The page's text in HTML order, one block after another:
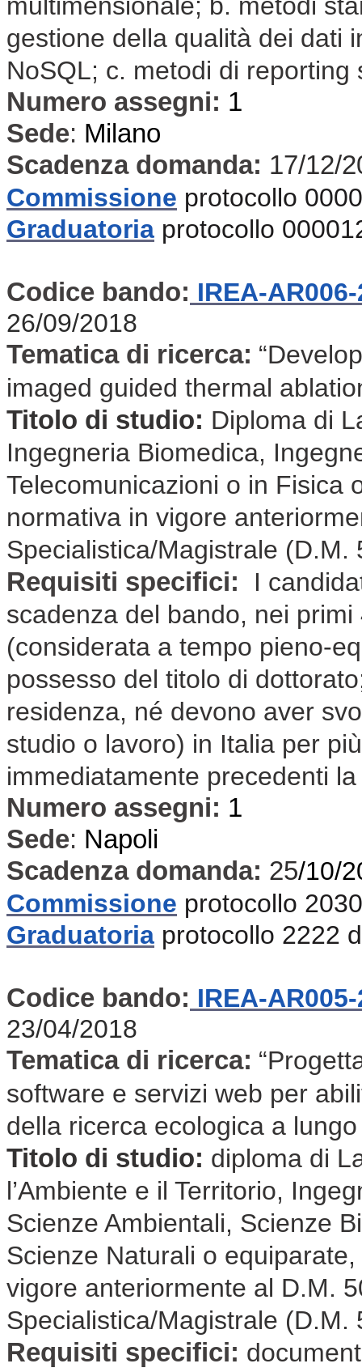
gestione della qualità dei dati
NoSQL; c. metodi di
Numero assegni: 1
Sede: Milano
Scadenza domanda: 17/12/
Commissione protocollo
Graduatoria protocollo
Codice bando: IREA-
26/09/2018
Tematica di ricerca:
imaged guided thermal
Titolo di studio: Diploma di
Ingegneria Biomedica,
Telecomunicazioni o in Fisica
normativa in vigore
Specialistica/Magistrale (D.M.
Requisiti specifici:
I
scadenza del bando, nei
(considerata a tempo pieno-
possesso del titolo di
residenza, né devono aver
studio o lavoro) in Italia per
immediatamente precedenti
Numero assegni: 1
Sede: Napoli
Scadenza domanda: 25/10/
Commissione protocollo
Graduatoria protocollo 2222
Codice bando: IREA-
23/04/2018
Tematica di ricerca:
software e servizi web per
della ricerca ecologica a
Titolo di studio: diploma di
l’Ambiente e il Territorio,
Scienze Ambientali, Scienze
Scienze Naturali o
vigore anteriormente al D.M.
Specialistica/Magistrale (D.M.
Requisiti specifici: